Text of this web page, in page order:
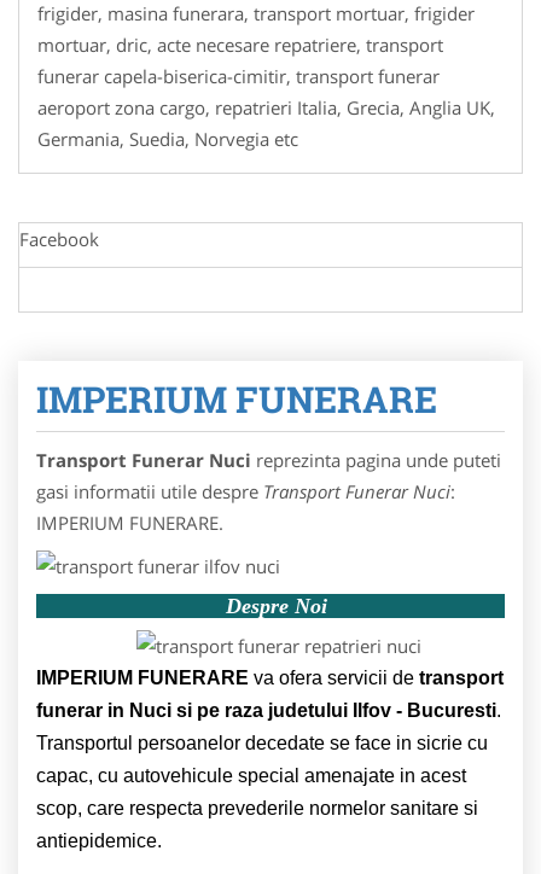
frigider, masina funerara, transport mortuar, frigider
mortuar, dric, acte necesare repatriere, transport
funerar capela-biserica-cimitir, transport funerar
aeroport zona cargo, repatrieri Italia, Grecia, Anglia UK,
Germania, Suedia, Norvegia etc
Facebook
IMPERIUM FUNERARE
Transport Funerar Nuci reprezinta pagina unde puteti
gasi informatii utile despre Transport Funerar Nuci:
IMPERIUM FUNERARE.
Despre Noi
IMPERIUM FUNERARE va ofera servicii de transport
funerar in Nuci si pe raza judetului Ilfov - Bucuresti.
Transportul persoanelor decedate se face in sicrie cu
capac, cu autovehicule special amenajate in acest
scop, care respecta prevederile normelor sanitare si
antiepidemice.